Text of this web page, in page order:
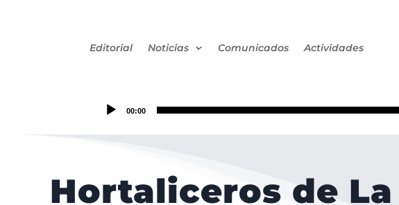
Editorial Noticias Comunicados Actividades
00:00
Hortaliceros de